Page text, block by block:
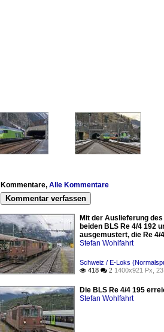
Kommentare, Alle Kommentare
Kommentar verfassen
Mit der Auslieferung
beiden BLS Re 4/4 192
ausgemustert, die Re 4/
Stefan Wohlfahrt
Schweiz / E-Loks
 418  2 1400x921 Px,
Die BLS Re 4/4 195
Stefan Wohlfahrt